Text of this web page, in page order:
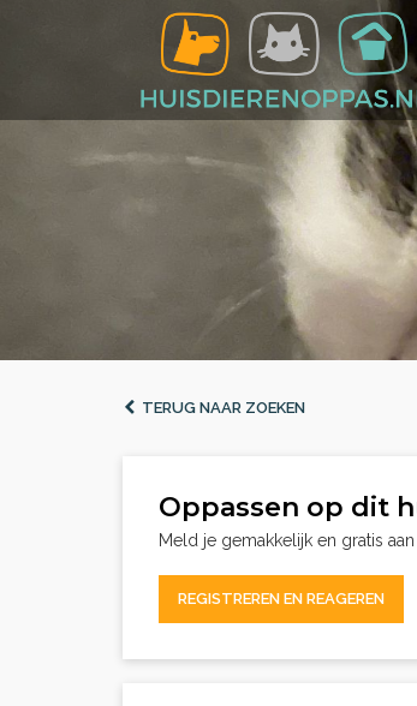
TERUG NAAR ZOEKEN
Oppassen op dit
Meld je gemakkelijk en gratis
REGISTREREN EN REAGEREN